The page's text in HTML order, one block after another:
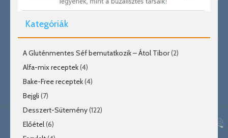
Kategóriák
A Gluténmentes Séf bemutatkozik – Átol Tibor(2)
Alfa-mix receptek(4)
Bake-Free receptek(4)
Bejgli (7)
Desszert-Sütemény(122)
Előétel(6)